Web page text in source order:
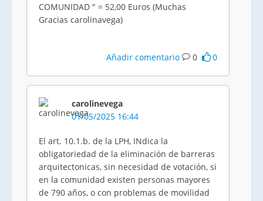
COMUNIDAD " = 52,00 Euros (Muchas
Gracias carolinavega)
Añadir comentario 0 0
carolinevega
01/05/2025 16:44
El art. 10.1.b. de la LPH, INdica la
obligatoriedad de la eliminación de barreras
arquitectonicas, sin necesidad de votación, si
en la comunidad existen personas mayores
de 790 años, o con problemas de movilidad